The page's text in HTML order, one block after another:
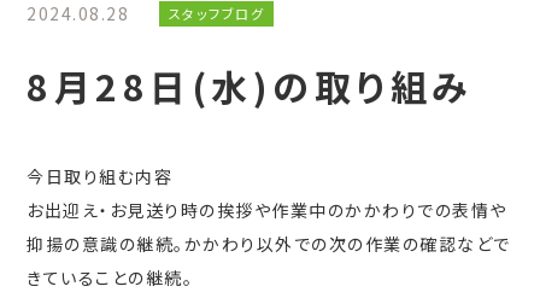
2024.08.28 スタッフブログ
8月28日(水)の取り組み
今日取り組む内容
お出迎え・お見送り時の挨拶や作業中のかかわりでの表情や
抑揚の意識の継続。かかわり以外での次の作業の確認などで
きていることの継続。